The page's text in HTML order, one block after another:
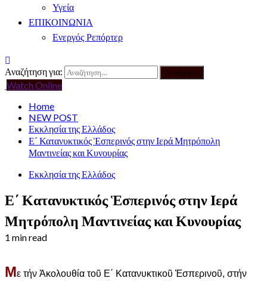
Υγεία
ΕΠΙΚΟΙΝΩΝΙΑ
Ενεργός Ρεπόρτερ
Αναζήτηση για:
Watch Online
Home
NEW POST
Εκκλησία της Ελλάδος
Ε΄ Κατανυκτικός Ἑσπερινός στην Ιερά Μητρόπολη
Μαντινείας και Κυνουρίας
Εκκλησία της Ελλάδος
Ε΄ Κατανυκτικός Ἑσπερινός στην Ιερά
Μητρόπολη Μαντινείας και Κυνουρίας
1 min read
Με τήν Ἀκολουθία τοῦ Ε΄ Κατανυκτικοῦ Ἑσπερινοῦ, στήν